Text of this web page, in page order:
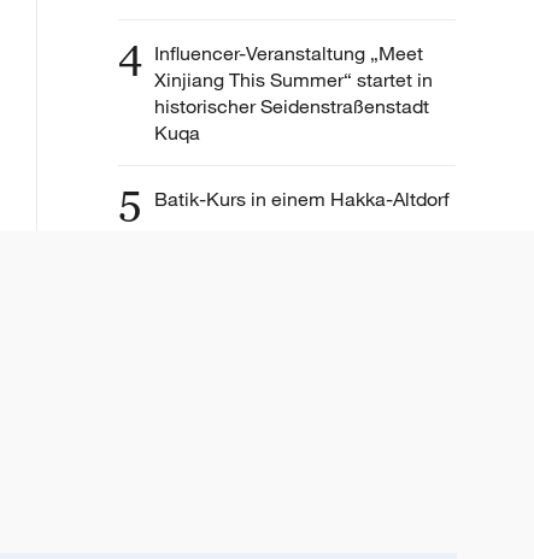
4 Influencer-Veranstaltung „Meet
Xinjiang This Summer“ startet in
historischer Seidenstraßenstadt
Kuqa
5 Batik-Kurs in einem Hakka-Altdorf